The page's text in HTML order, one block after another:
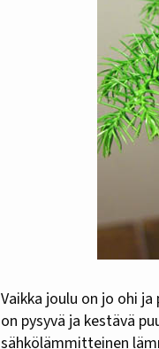
Vaikka joulu on jo ohi
on pysyvä ja kestävä
sähkölämmitteinen